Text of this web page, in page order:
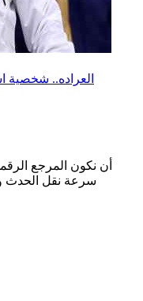
العراده.. شخصية
أن نكون المرجع
سرعة نقل الحدث